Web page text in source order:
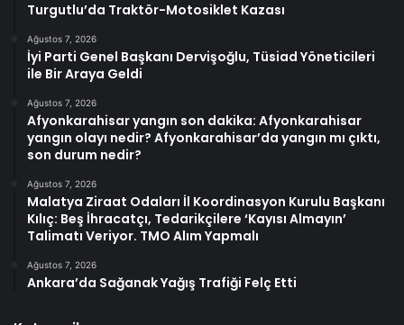
Turgutlu’da Traktör-Motosiklet Kazası
Ağustos 7, 2026
İyi Parti Genel Başkanı Dervişoğlu, Tüsiad Yöneticileri
ile Bir Araya Geldi
Ağustos 7, 2026
Afyonkarahisar yangın son dakika: Afyonkarahisar
yangın olayı nedir? Afyonkarahisar’da yangın mı çıktı,
son durum nedir?
Ağustos 7, 2026
Malatya Ziraat Odaları İl Koordinasyon Kurulu Başkanı
Kılıç: Beş İhracatçı, Tedarikçilere ‘Kayısı Almayın’
Talimatı Veriyor. TMO Alım Yapmalı
Ağustos 7, 2026
Ankara’da Sağanak Yağış Trafiği Felç Etti